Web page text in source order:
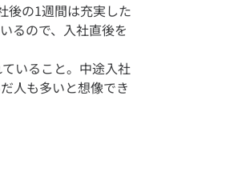
後の1週間は充実した
るので、入社直後を
いること。中途入社
人も多いと想像でき